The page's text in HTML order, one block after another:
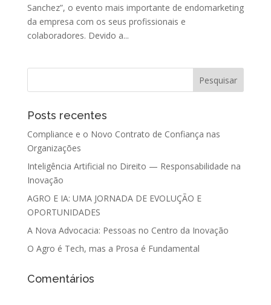
Sanchez”, o evento mais importante de endomarketing
da empresa com os seus profissionais e
colaboradores. Devido a...
Posts recentes
Compliance e o Novo Contrato de Confiança nas
Organizações
Inteligência Artificial no Direito — Responsabilidade na
Inovação
AGRO E IA: UMA JORNADA DE EVOLUÇÃO E
OPORTUNIDADES
A Nova Advocacia: Pessoas no Centro da Inovação
O Agro é Tech, mas a Prosa é Fundamental
Comentários